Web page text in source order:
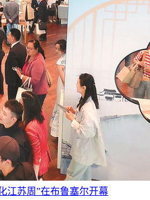
江苏周”在布鲁塞尔开幕